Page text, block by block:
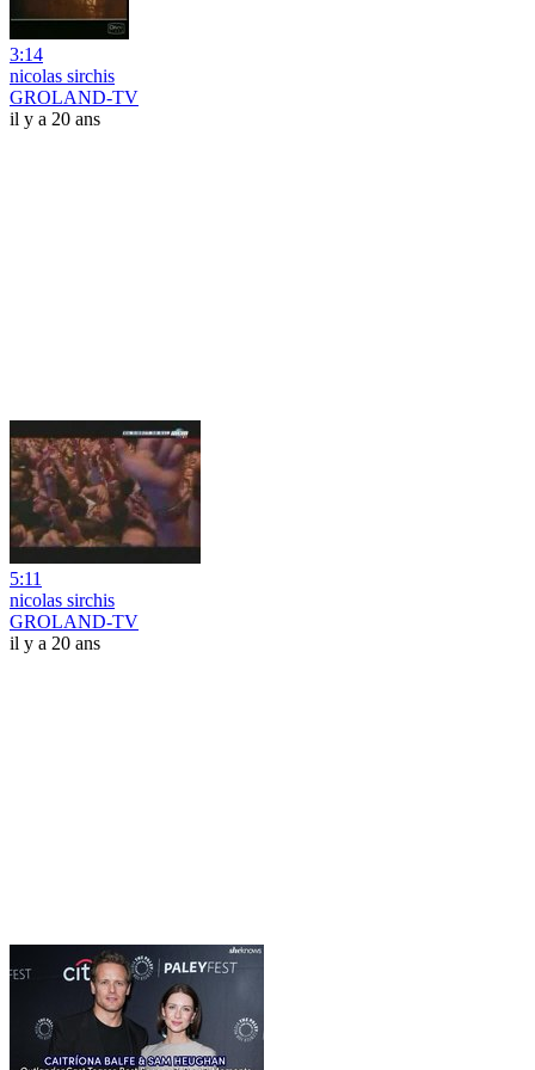
3:14
nicolas sirchis
GROLAND-TV
il y a 20 ans
5:11
nicolas sirchis
GROLAND-TV
il y a 20 ans